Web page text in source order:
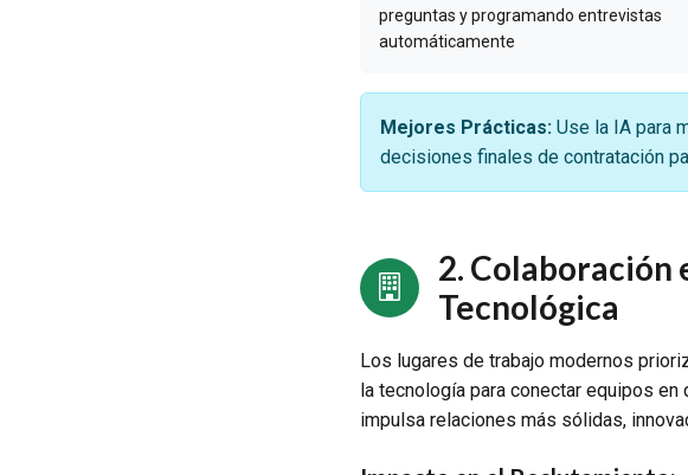
preguntas y programando entrevistas
automáticamente
Mejores Prácticas: Use la IA para
decisiones finales de contratación
2. Colaboración
Tecnológica
Los lugares de trabajo modernos
la tecnología para conectar equipos
impulsa relaciones más sólidas,